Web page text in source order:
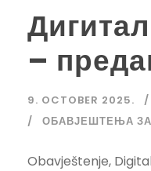
–
9. OCTOBER 2025.
ОБАВЈЕШТЕЊА ЗА
Obavještenje,